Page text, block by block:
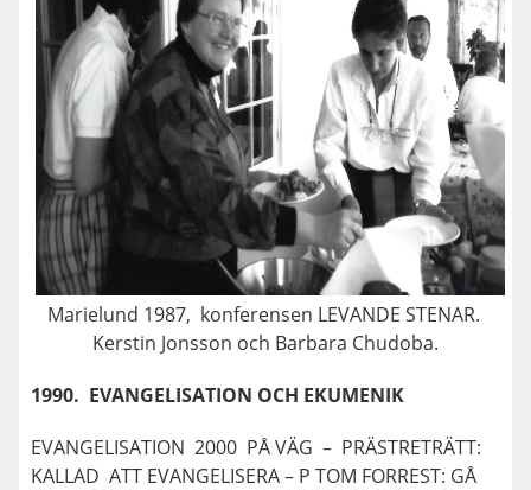
Marielund 1987, konferensen LEVANDE STENAR.
Kerstin Jonsson och Barbara Chudoba.
1990. EVANGELISATION OCH EKUMENIK
EVANGELISATION 2000 PÅ VÄG – PRÄSTRETRÄTT:
KALLAD ATT EVANGELISERA – P TOM FORREST: GÅ